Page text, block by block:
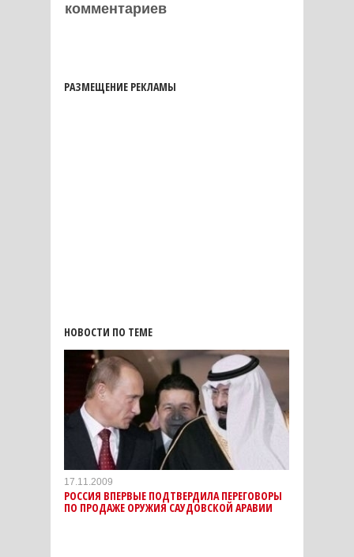
комментариев
РАЗМЕЩЕНИЕ РЕКЛАМЫ
НОВОСТИ ПО ТЕМЕ
17.11.2009
РОССИЯ ВПЕРВЫЕ ПОДТВЕРДИЛА ПЕРЕГОВОРЫ
ПО ПРОДАЖЕ ОРУЖИЯ САУДОВСКОЙ АРАВИИ